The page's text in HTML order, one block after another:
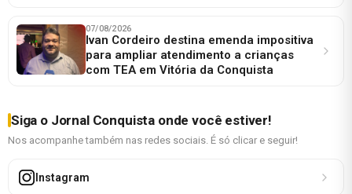
07/08/2026
Ivan Cordeiro destina emenda impositiva
para ampliar atendimento a crianças
com TEA em Vitória da Conquista
Siga o Jornal Conquista onde você estiver!
Nos acompanhe também nas redes sociais. É só clicar e seguir!
Instagram